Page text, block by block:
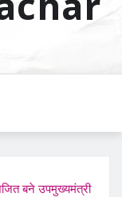
बने उपमुख्यमंत्री